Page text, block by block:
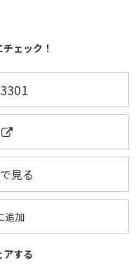
ェック！
見る
追加
アする